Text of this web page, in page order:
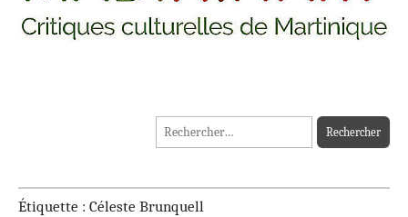
MADININ'ART
Rechercher :
Étiquette : Céleste Brunquell